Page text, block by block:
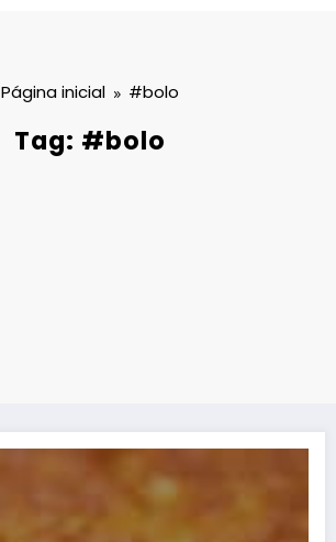
Página inicial #bolo
Tag: #bolo